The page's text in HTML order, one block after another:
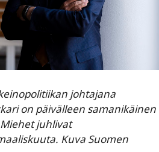
johtajana
on päivälleen samanikäinen
juhlivat
Kuva Suomen